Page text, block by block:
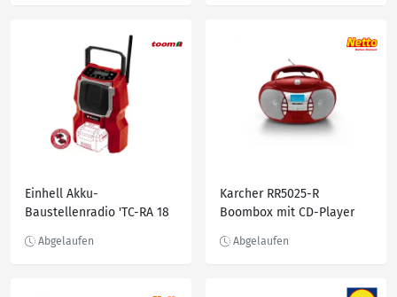
Einhell Akku-
Baustellenradio 'TC-RA 18
Ladegerät
Karcher RR5025-R
Boombox mit CD-Player